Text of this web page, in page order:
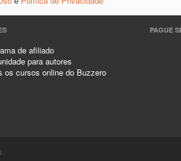
de afiliado
para autores
os cursos online do Buzzero
PAGUE